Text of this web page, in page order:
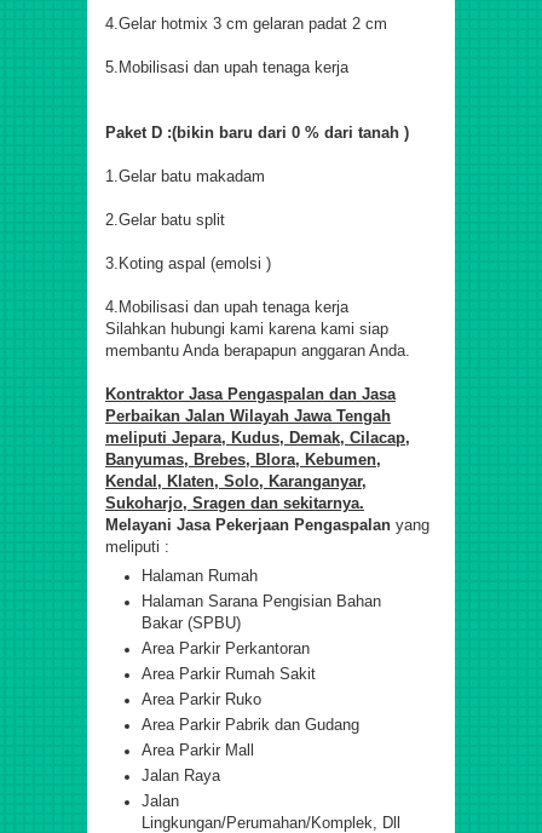
4.Gelar hotmix 3 cm gelaran padat 2 cm
5.Mobilisasi dan upah tenaga kerja
Paket D :(bikin baru dari 0 % dari tanah )
1.Gelar batu makadam
2.Gelar batu split
3.Koting aspal (emolsi )
4.Mobilisasi dan upah tenaga kerja
Silahkan hubungi kami karena kami siap
membantu Anda berapapun anggaran Anda.
Kontraktor Jasa Pengaspalan dan Jasa
Perbaikan Jalan Wilayah Jawa Tengah
meliputi Jepara, Kudus, Demak, Cilacap,
Banyumas, Brebes, Blora, Kebumen,
Kendal, Klaten, Solo, Karanganyar,
Sukoharjo, Sragen dan sekitarnya.
Melayani Jasa Pekerjaan Pengaspalan yang
meliputi :
Halaman Rumah
Halaman Sarana Pengisian Bahan
Bakar (SPBU)
Area Parkir Perkantoran
Area Parkir Rumah Sakit
Area Parkir Ruko
Area Parkir Pabrik dan Gudang
Area Parkir Mall
Jalan Raya
Jalan
Lingkungan/Perumahan/Komplek, Dll